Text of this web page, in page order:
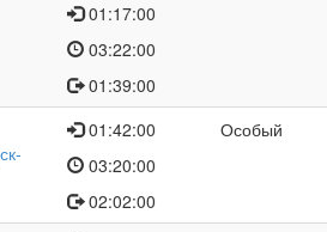
01:17:00
03:22:00
01:39:00
01:42:00
03:20:00
02:02:00
Особый